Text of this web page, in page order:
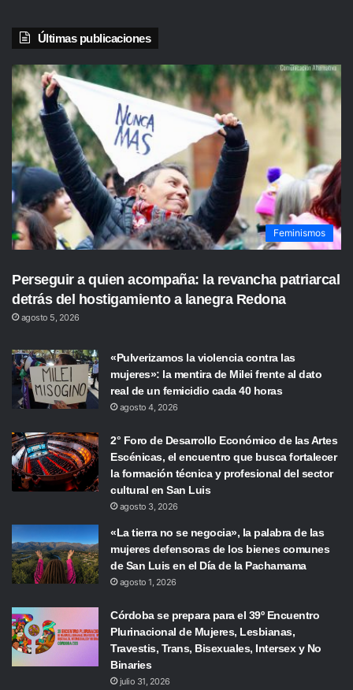
Últimas publicaciones
Feminismos
Perseguir a quien acompaña: la revancha patriarcal
detrás del hostigamiento a lanegra Redona
agosto 5, 2026
«Pulverizamos la violencia contra las
mujeres»: la mentira de Milei frente al dato
real de un femicidio cada 40 horas
agosto 4, 2026
2° Foro de Desarrollo Económico de las Artes
Escénicas, el encuentro que busca fortalecer
la formación técnica y profesional del sector
cultural en San Luis
agosto 3, 2026
«La tierra no se negocia», la palabra de las
mujeres defensoras de los bienes comunes
de San Luis en el Día de la Pachamama
agosto 1, 2026
Córdoba se prepara para el 39º Encuentro
Plurinacional de Mujeres, Lesbianas,
Travestis, Trans, Bisexuales, Intersex y No
Binaries
julio 31, 2026